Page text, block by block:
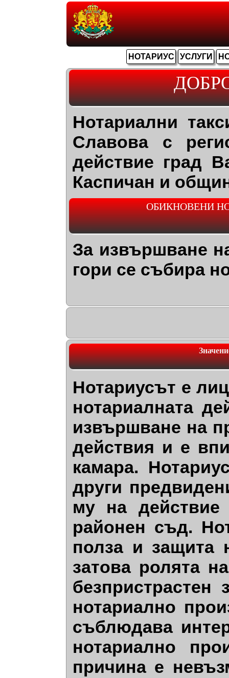
НОТАРИУС УСЛУГИ
Нотариални
Славова с
действие град
Каспичан и
ОБИКНОВЕНИ
За извършване
гори се събира
Нотариусът е
нотариалната
извършване на
действия и е
камара.
други
му на действие
районен съд.
полза и защита
затова ролята
нотариално
съблюдава
нотариално
причина е